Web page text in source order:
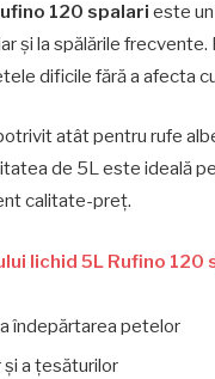
120 spalari este
și la spălările
dificile fără a afecta
atât pentru rufe
de 5L este ideală
calitate-preț.
lichid 5L Rufino 120
îndepărtarea petelor
a țesăturilor